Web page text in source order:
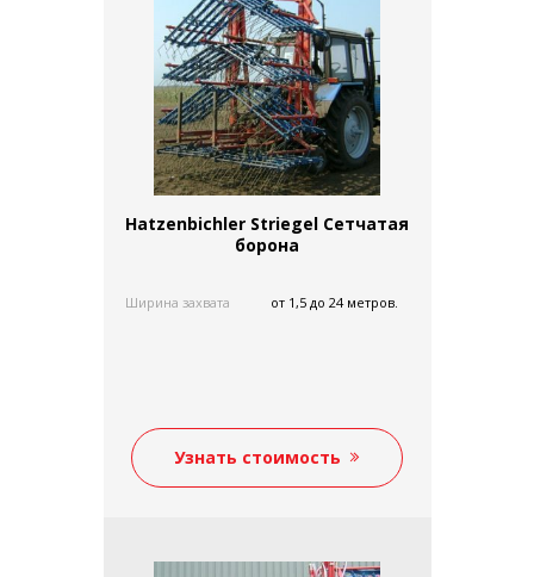
Hatzenbichler Striegel Сетчатая
борона
Ширина захвата от 1,5 до 24 метров.
Узнать стоимость